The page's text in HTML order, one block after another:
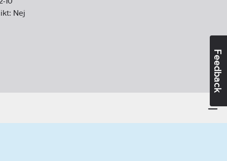
Feedback
Nej